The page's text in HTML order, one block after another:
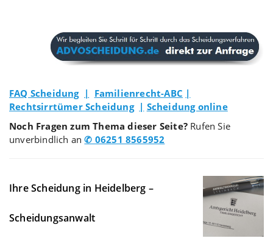
FAQ Scheidung | Familienrecht-ABC |
Rechtsirrtümer Scheidung | Scheidung online
Noch Fragen zum Thema dieser Seite? Rufen Sie
unverbindlich an✆ 06251 8565952
Ihre Scheidung in Heidelberg –
Scheidungsanwalt